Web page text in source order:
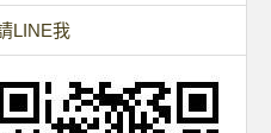
LINE我